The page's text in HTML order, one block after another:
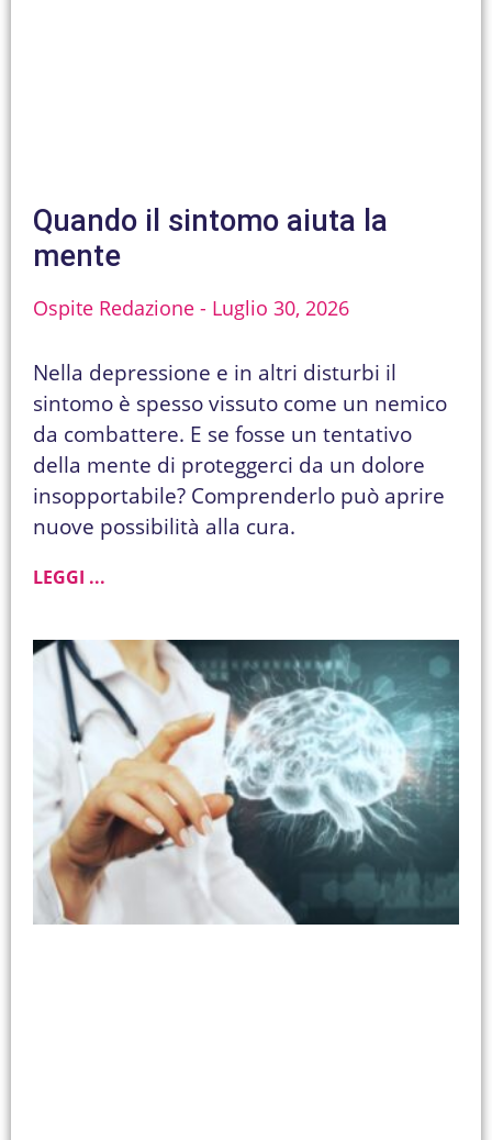
Quando il sintomo aiuta la
mente
Ospite Redazione Luglio 30, 2026
Nella depressione e in altri disturbi il
sintomo è spesso vissuto come un nemico
da combattere. E se fosse un tentativo
della mente di proteggerci da un dolore
insopportabile? Comprenderlo può aprire
nuove possibilità alla cura.
LEGGI ...